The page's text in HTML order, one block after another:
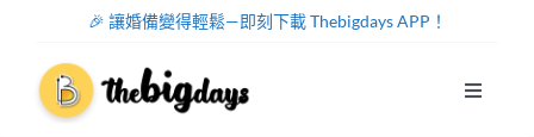
content
🎉 讓婚備變得輕鬆—即刻下載 Thebigdays APP！
Toggle